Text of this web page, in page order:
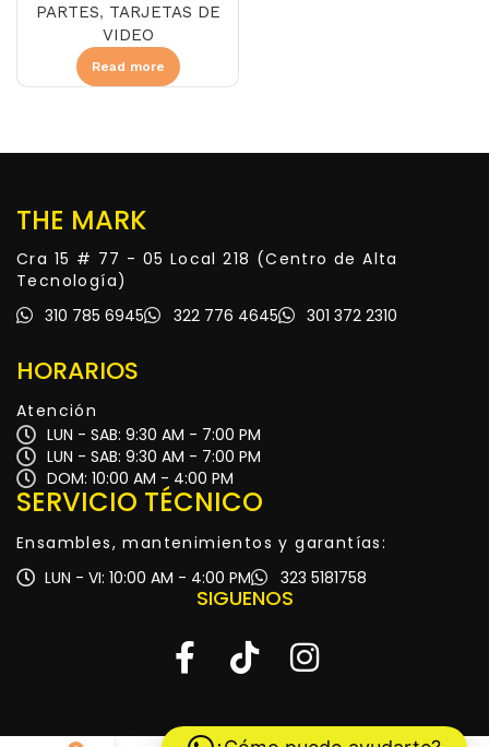
CHALLENGER BLANCA
PARTES, TARJETAS DE
VIDEO
Read more
THE MARK
Cra 15 # 77 - 05 Local 218 (Centro de Alta
Tecnología)
310 785 6945
322 776 4645 301 372 2310
HORARIOS
Atención
LUN - SAB: 9:30 AM - 7:00 PM
LUN - SAB: 9:30 AM - 7:00 PM
DOM: 10:00 AM - 4:00 PM
SERVICIO TÉCNICO
Ensambles, mantenimientos y garantías:
LUN - VI: 10:00 AM - 4:00 PM
323 5181758
SIGUENOS